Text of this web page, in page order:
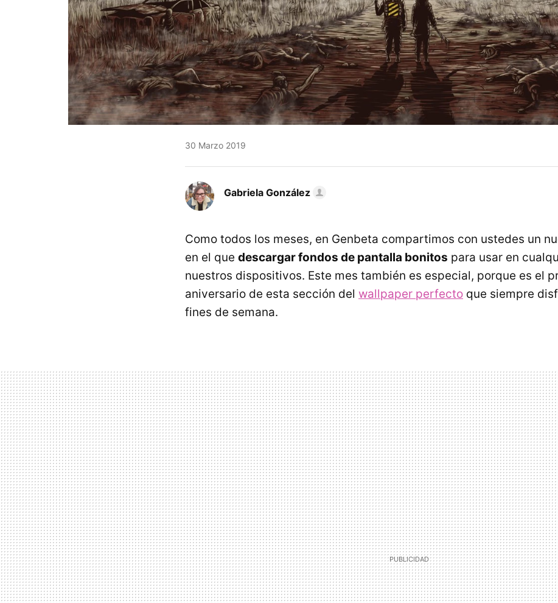
30 Marzo 2019
Gabriela González
Como todos los meses, en Genbeta compartimos con ustedes un
en el que descargar fondos de pantalla bonitos para usar en
nuestros dispositivos. Este mes también es especial, porque es el
aniversario de esta sección del wallpaper perfecto que siempre
fines de semana.